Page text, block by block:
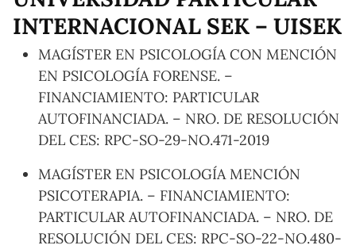
INTERNACIONAL SEK – UISEK
MAGÍSTER EN PSICOLOGÍA CON MENCIÓN
EN PSICOLOGÍA FORENSE. –
FINANCIAMIENTO: PARTICULAR
AUTOFINANCIADA. – NRO. DE RESOLUCIÓN
DEL CES: RPC-SO-29-NO.471-2019
MAGÍSTER EN PSICOLOGÍA MENCIÓN
PSICOTERAPIA. – FINANCIAMIENTO:
PARTICULAR AUTOFINANCIADA. – NRO. DE
RESOLUCIÓN DEL CES: RPC-SO-22-NO.480-